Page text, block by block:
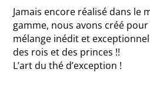
Jamais encore réalisé dans le
gamme, nous avons créé
mélange inédit et
des rois et des princes !!
L’art du thé d’exception !